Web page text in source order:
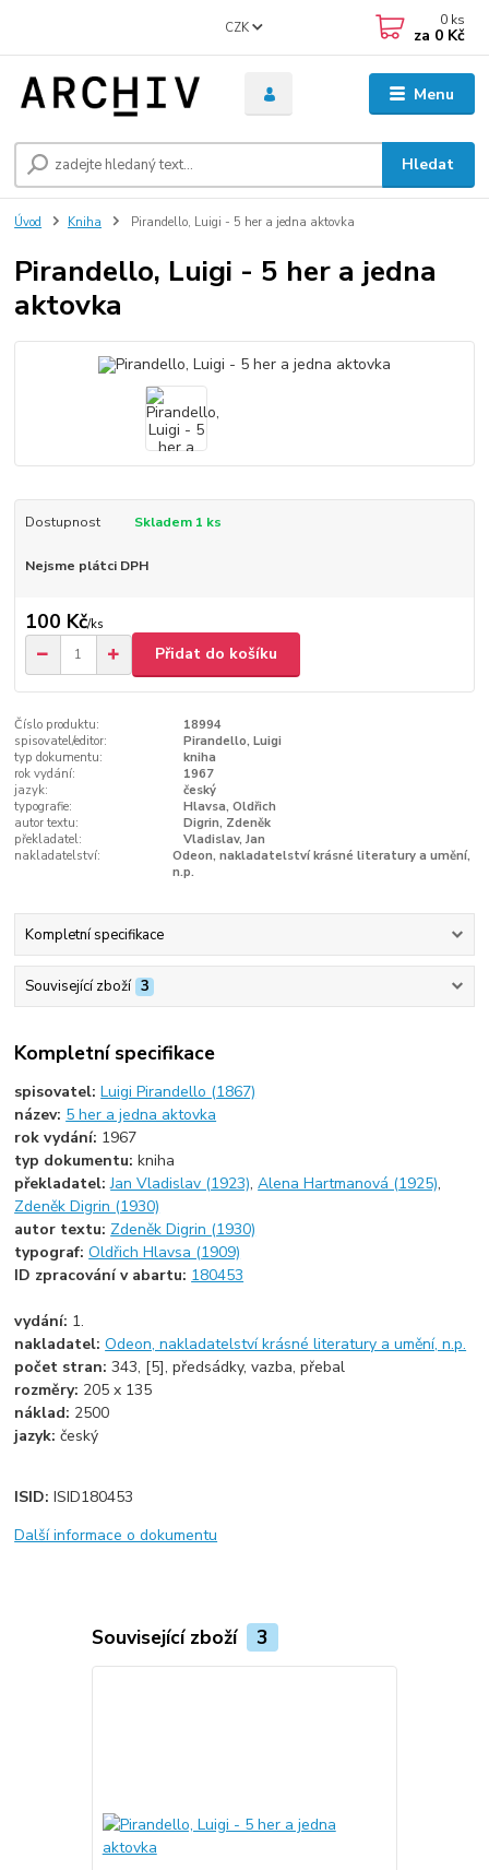
Menu
CZK
Hledat
0 ks
za 0 Kč
Úvod Kniha Pirandello, Luigi - 5 her a jedna aktovka
Pirandello, Luigi - 5 her a jedna
aktovka
Dostupnost Skladem 1 ks
Nejsme plátci DPH
100 Kč/ks
Přidat do košíku
Číslo produktu:
18994
spisovatel/editor:
Pirandello, Luigi
typ dokumentu:
kniha
rok vydání:
1967
jazyk:
český
typografie:
Hlavsa, Oldřich
autor textu:
Digrin, Zdeněk
překladatel:
Vladislav, Jan
nakladatelství:
Odeon, nakladatelství krásné literatury a umění,
n.p.
Kompletní specifikace
Související zboží 3
Kompletní specifikace
spisovatel:Luigi Pirandello (1867)
název: 5 her a jedna aktovka
rok vydání: 1967
typ dokumentu:kniha
překladatel:Jan Vladislav (1923),Alena Hartmanová (1925),
Zdeněk Digrin (1930)
autor textu: Zdeněk Digrin (1930)
typograf:Oldřich Hlavsa (1909)
ID zpracování v abartu: 180453
vydání: 1.
nakladatel:Odeon, nakladatelství krásné literatury a umění, n.p.
počet stran:343, [5], předsádky, vazba, přebal
rozměry: 205 x 135
náklad: 2500
jazyk:český
ISID:ISID180453
Další informace o dokumentu
Související zboží 3